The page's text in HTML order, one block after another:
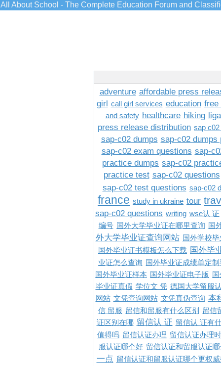
All About School - The Complete Education Forum and
adventure affordable press
girl call girl services education free
and safety healthcare hiking
press release distribution sap
sap-c02 dumps sap-c02 dumps
sap-c02 exam questions sap-
practice dumps sap-c02
practice test sap-c02 questions
sap-c02 test questions sap-c02
france study in ukraine tour
sap-c02 questions writing wse认 证
编号 国外大学毕业证在哪里查询 国
外大学毕业证查询网站 国外学校
国外毕业证书模板怎么下载 国外毕
业证怎么查询
国外毕业证成绩单定
国外毕业证样本
国外毕业证电子版
毕业证真假 学位文 凭 德国大学留服
网站 文凭查询网站 文凭真伪查询 本
信 留服 留信和留服有什么区别
留信
证区别在哪 留信认 证 留信认 证有
值得吗 留信认证办理 留信认证办理
服认证哪个好 留信认证和留服认证
一点 留信认证和留服认证哪个更权